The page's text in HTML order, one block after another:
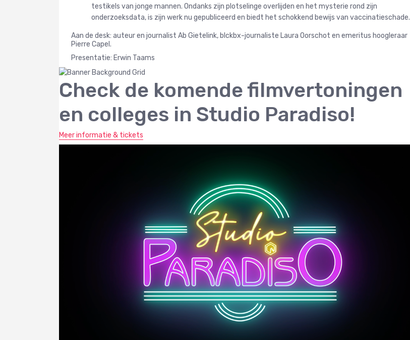
testikels van jonge mannen. Ondanks zijn plotselinge overlijden en het mysterie rond zijn
onderzoeksdata, is zijn werk nu gepubliceerd en biedt het schokkend bewijs van vaccinatieschade.
Aan de desk: auteur en journalist Ab Gietelink, blckbx-journaliste Laura Oorschot en emeritus hoogleraar
Pierre Capel.
Presentatie: Erwin Taams
Check de komende filmvertoningen
en colleges in Studio Paradiso!
Meer informatie & tickets